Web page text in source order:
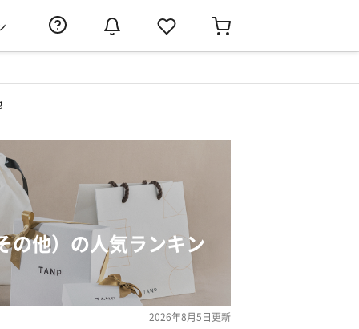
の他）の人気ランキン
2026年8月5日更新